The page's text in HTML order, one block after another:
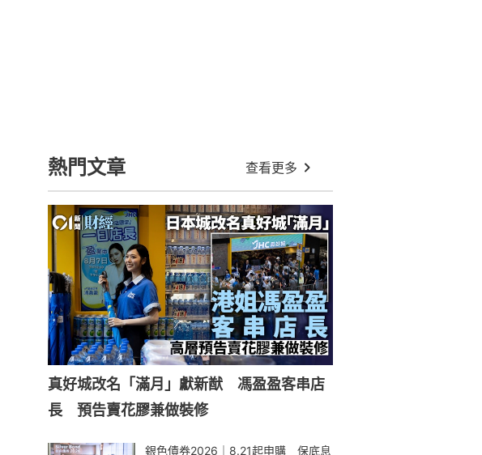
熱門文章 查看更多
真好城改名「滿月」獻新猷 馮盈盈客串店
長 預告賣花膠兼做裝修
銀色債券2026｜8.21起申購 保底息